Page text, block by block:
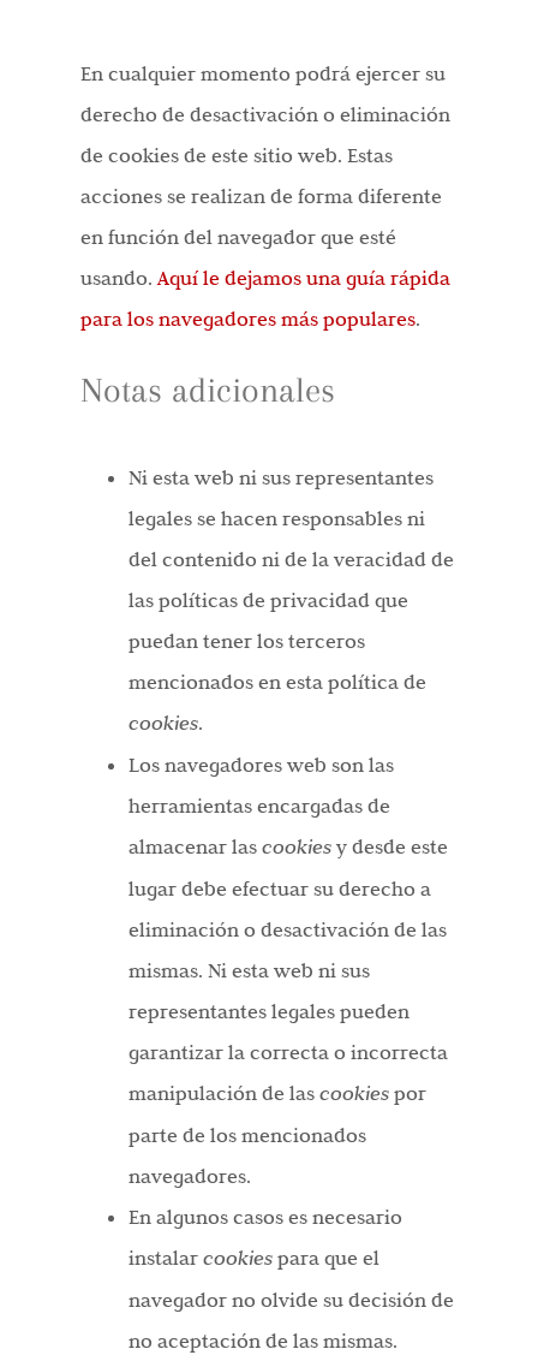
En cualquier momento podrá ejercer su
derecho de desactivación o eliminación
de cookies de este sitio web. Estas
acciones se realizan de forma diferente
en función del navegador que esté
usando. Aquí le dejamos una guía rápida
para los navegadores más populares.
Notas adicionales
Ni esta web ni sus representantes
legales se hacen responsables ni
del contenido ni de la veracidad de
las políticas de privacidad que
puedan tener los terceros
mencionados en esta política de
cookies.
Los navegadores web son las
herramientas encargadas de
almacenar las cookiesy desde este
lugar debe efectuar su derecho a
eliminación o desactivación de las
mismas. Ni esta web ni sus
representantes legales pueden
garantizar la correcta o incorrecta
manipulación de las cookiespor
parte de los mencionados
navegadores.
En algunos casos es necesario
instalar cookiespara que el
navegador no olvide su decisión de
no aceptación de las mismas.